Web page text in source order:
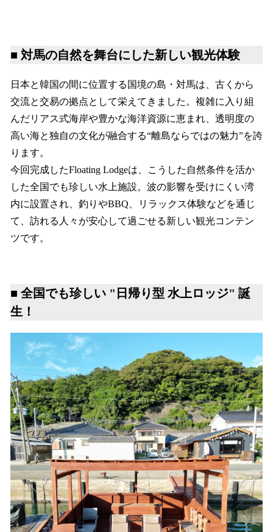
■ 対馬の自然を舞台にした新しい観光体験
日本と韓国の間に位置する国境の島・対馬は、古くから
交流と交易の拠点として栄えてきました。複雑に入り組
んだリアス式海岸や豊かな海洋資源に恵まれ、透明度の
高い海と独自の文化が融合する“離島ならではの魅力”を誇
ります。
今回完成したFloating Lodgeは、こうした自然条件を活か
した全国でも珍しい水上施設。波の影響を受けにくい湾
内に設置され、釣りやBBQ、リラックス体験などを通じ
て、訪れる人々が安心して過ごせる新しい観光コンテン
ツです。
■ 全国でも珍しい "日帰り型 水上ロッジ" 誕
生！